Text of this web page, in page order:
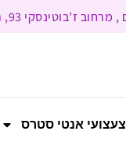
צעצועי אנטי סטרס